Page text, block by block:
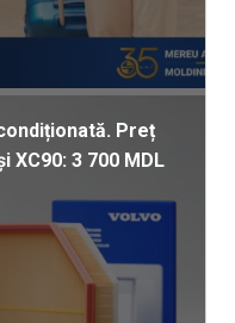
Preț
XC90: 3 700 MDL